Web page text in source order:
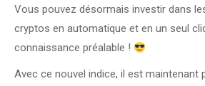
Vous pouvez désormais investir dans
cryptos en automatique et en un seul
connaissance préalable !
Avec ce nouvel indice, il est maintenant